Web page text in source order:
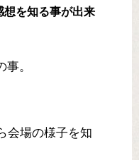
想を知る事が出来
。
会場の様子を知